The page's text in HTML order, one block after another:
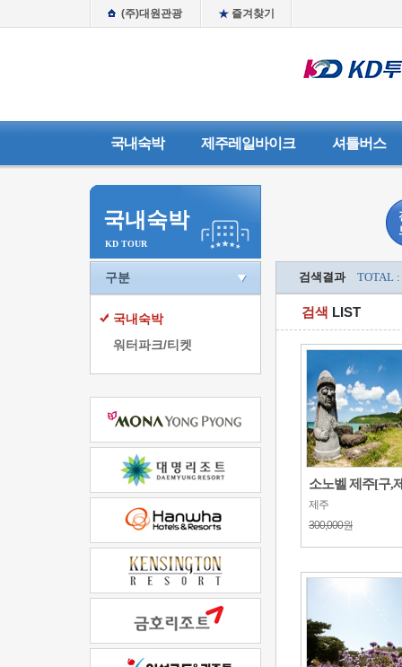
(주)대원관광 즐겨찾기
국내숙박 제주레일바이크 셔틀버스
국내숙박
KD TOUR
구분
국내숙박
워터파크/티켓
검색결과 TOTAL :
검색 LIST
소노벨 제주[구,
제주
300,000원